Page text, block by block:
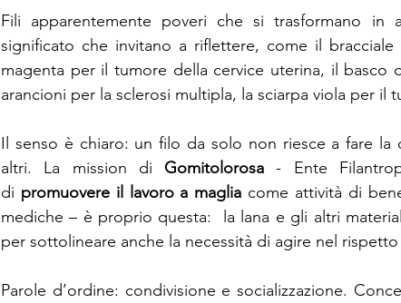
Fili apparentemente poveri che si trasformano in
significato che invitano a riflettere, come il
magenta per il tumore della cervice uterina, il basco
arancioni per la sclerosi multipla, la sciarpa viola per il
Il senso è chiaro: un filo da solo non riesce a fare la
altri. La mission di Gomitolorosa - Ente
di promuovere il lavoro a maglia come attività di
mediche – è proprio questa:  la lana e gli altri
per sottolineare anche la necessità di agire nel rispetto
Parole d’ordine: condivisione e socializzazione.